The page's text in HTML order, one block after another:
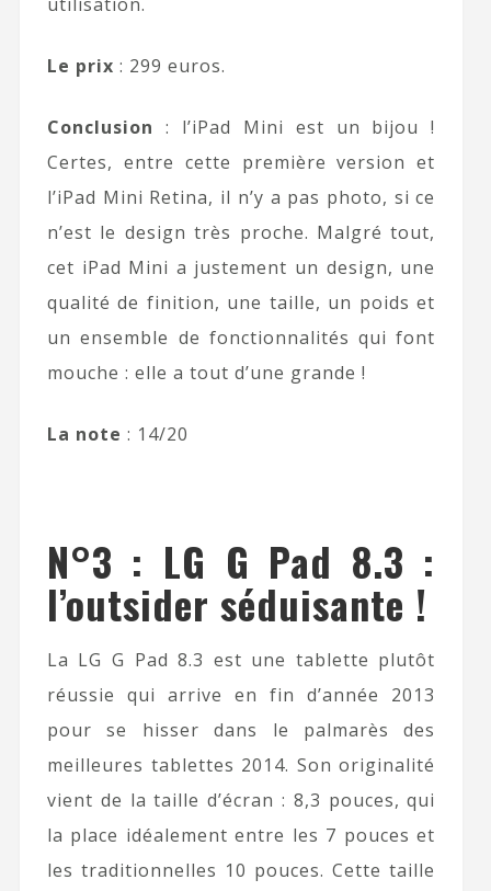
Le prix : 299 euros.
Conclusion : l’iPad Mini est un bijou !
Certes, entre cette première version et
l’iPad Mini Retina, il n’y a pas photo, si ce
n’est le design très proche. Malgré tout,
cet iPad Mini a justement un design, une
qualité de finition, une taille, un poids et
un ensemble de fonctionnalités qui font
mouche : elle a tout d’une grande !
La note : 14/20
N°3 : LG G Pad 8.3 :
l’outsider séduisante !
La LG G Pad 8.3 est une tablette plutôt
réussie qui arrive en fin d’année 2013
pour se hisser dans le palmarès des
meilleures tablettes 2014. Son originalité
vient de la taille d’écran : 8,3 pouces, qui
la place idéalement entre les 7 pouces et
les traditionnelles 10 pouces. Cette taille